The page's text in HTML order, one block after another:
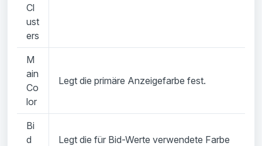
Cl
ust
ers
M
ain
Co
lor
Legt die primäre Anzeigefarbe fest.
Bi
d
Legt die für Bid-Werte verwendete Farbe